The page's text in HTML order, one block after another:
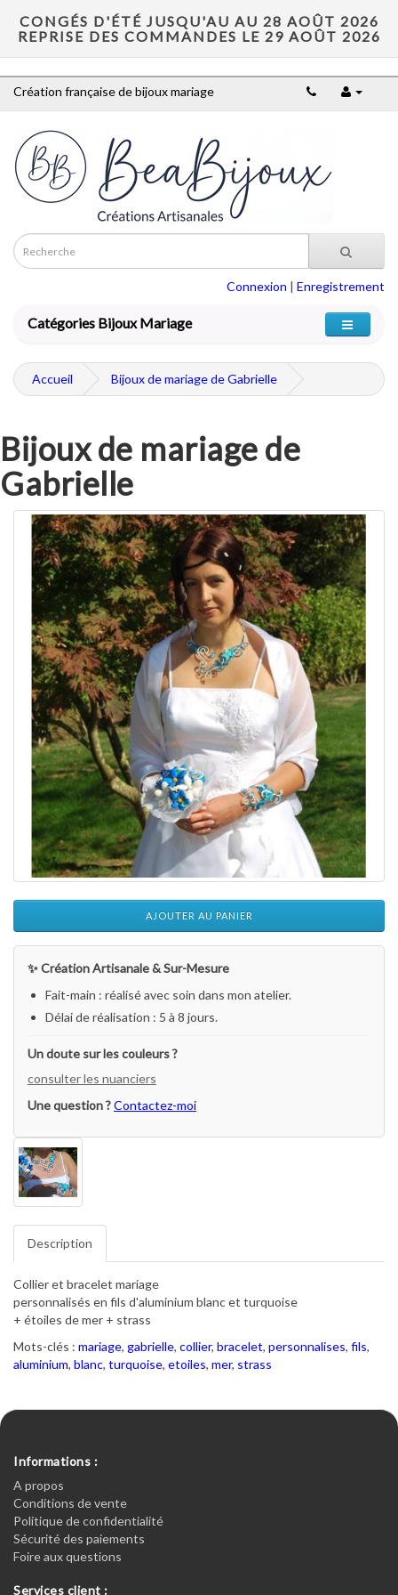
CONGÉS D'ÉTÉ JUSQU'AU AU 28 AOÛT 2026
REPRISE DES COMMANDES LE 29 AOÛT 2026
Création française de bijoux mariage
Connexion | Enregistrement
Catégories Bijoux Mariage
Accueil Bijoux de mariage de Gabrielle
Bijoux de mariage de
Gabrielle
AJOUTER AU PANIER
✨ Création Artisanale & Sur-Mesure
Fait-main : réalisé avec soin dans mon atelier.
Délai de réalisation : 5 à 8 jours.
Un doute sur les couleurs ?
consulter les nuanciers
Une question ?Contactez-moi
Description
Collier et bracelet mariage
personnalisés en fils d'aluminium blanc et turquoise
+ étoiles de mer + strass
Mots-clés : mariage, gabrielle, collier, bracelet, personnalises, fils,
aluminium, blanc, turquoise, etoiles, mer, strass
Informations :
A propos
Conditions de vente
Politique de confidentialité
Sécurité des paiements
Foire aux questions
Services client :